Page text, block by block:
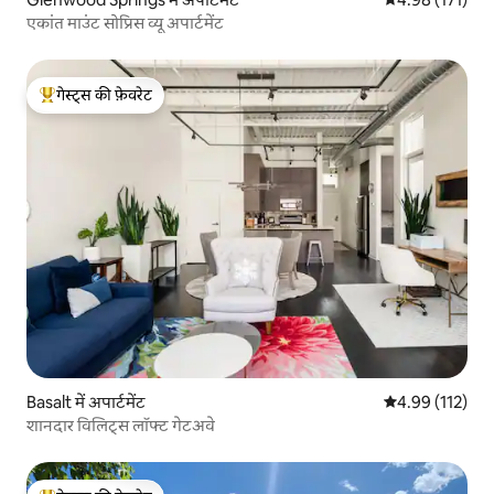
एकांत माउंट सोप्रिस व्यू अपार्टमेंट
गेस्ट्स का टॉप फ़ेवरेट
गेस्ट्स की फ़ेवरेट
Basalt में अपार्टमेंट औसत रेटिंग 5 में से
4.99 (112)
शानदार विलिट्स लॉफ्ट गेटअवे